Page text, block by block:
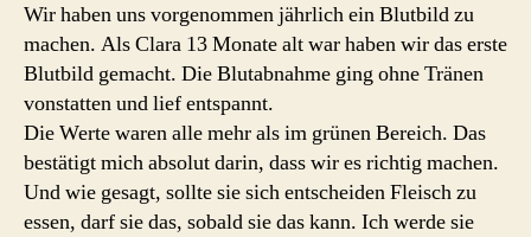
Wir haben uns vorgenommen jährlich ein Blutbild zu
machen. Als Clara 13 Monate alt war haben wir das erste
Blutbild gemacht. Die Blutabnahme ging ohne Tränen
vonstatten und lief entspannt.
Die Werte waren alle mehr als im grünen Bereich. Das
bestätigt mich absolut darin, dass wir es richtig machen.
Und wie gesagt, sollte sie sich entscheiden Fleisch zu
essen, darf sie das, sobald sie das kann. Ich werde sie